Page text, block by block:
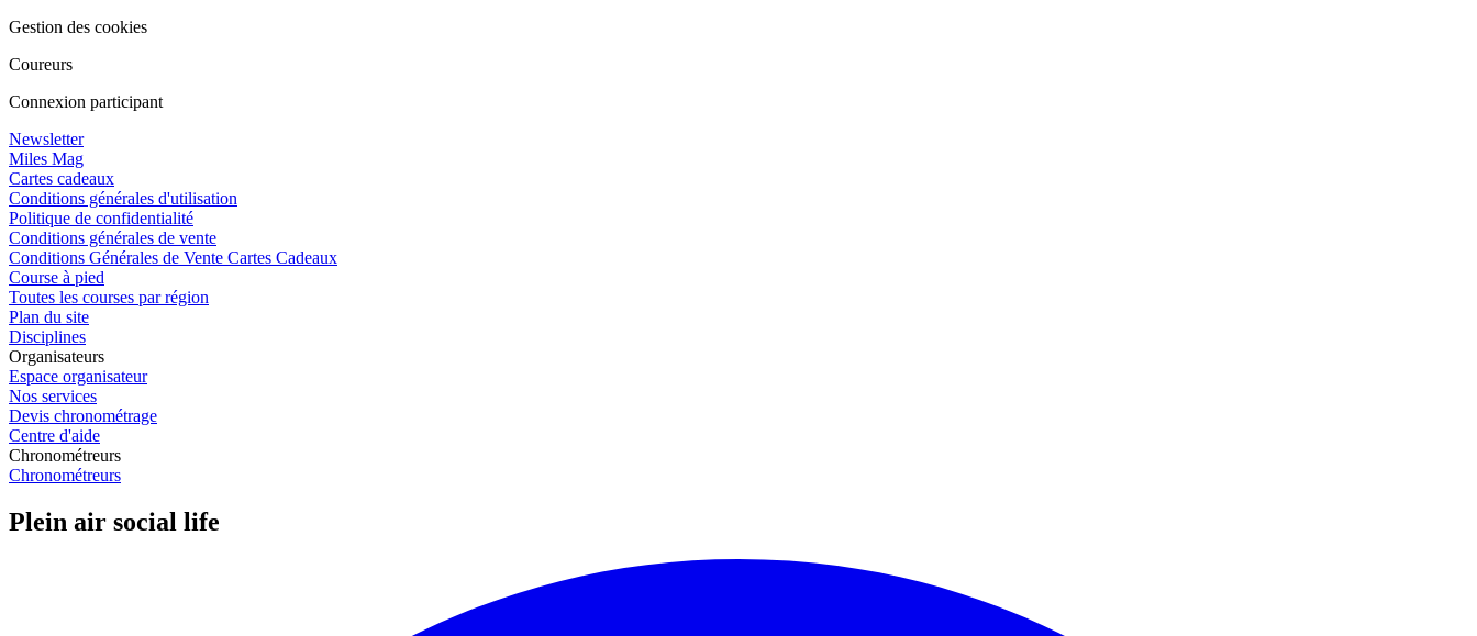
Gestion des cookies
Coureurs
Connexion participant
Newsletter
Miles Mag
Cartes cadeaux
Conditions générales d'utilisation
Politique de confidentialité
Conditions générales de vente
Conditions Générales de Vente Cartes Cadeaux
Course à pied
Toutes les courses par région
Plan du site
Disciplines
Organisateurs
Espace organisateur
Nos services
Devis chronométrage
Centre d'aide
Chronométreurs
Chronométreurs
Plein air social life